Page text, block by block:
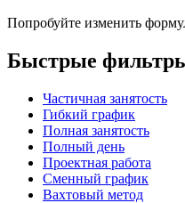
Попробуйте изменить
Быстрые
Частичная занятость
Гибкий график
Полная занятость
Полный день
Проектная работа
Сменный график
Вахтовый метод